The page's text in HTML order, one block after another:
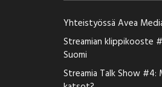
Yhteistyössä Avea
Streamian klippikooste
Suomi
Streamia Talk Show #4: